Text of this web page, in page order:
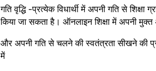
गति वृद्धि -प्रत्येक विधार्थी में अपनी गति से
किया जा सकता है। ऑनलाइन शिक्षा में अपनी मुक्त
और अपनी गति से चलने की स्वतंत्रता सीखने की
में